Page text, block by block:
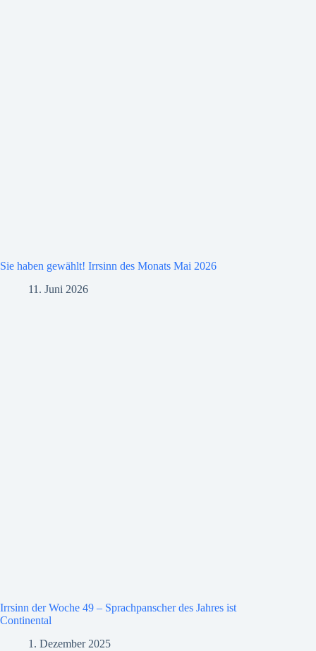
Sie haben gewählt! Irrsinn des Monats Mai 2026
11. Juni 2026
Irrsinn der Woche 49 – Sprachpanscher des Jahres ist
Continental
1. Dezember 2025